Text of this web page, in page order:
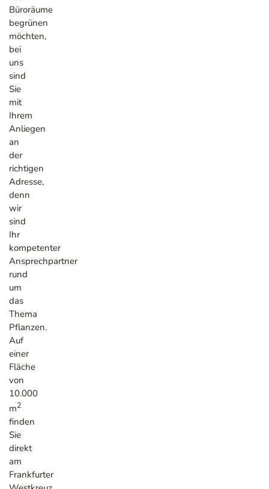
Büroräume
begrünen
möchten,
bei
uns
sind
Sie
mit
Ihrem
Anliegen
an
der
richtigen
Adresse,
denn
wir
sind
Ihr
kompetenter
Ansprechpartner
rund
um
das
Thema
Pflanzen.
Auf
einer
Fläche
von
10.000
m2
finden
Sie
direkt
am
Frankfurter